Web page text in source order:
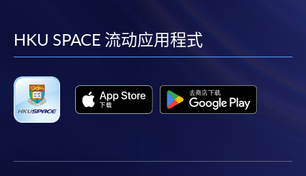
facebook
youtube
linkedin
HKU SPACE 流动应用程式